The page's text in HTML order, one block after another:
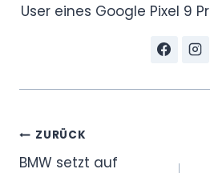
User eines Google Pixel 9
Beitragsnavigation
ZURÜCK
BMW setzt auf